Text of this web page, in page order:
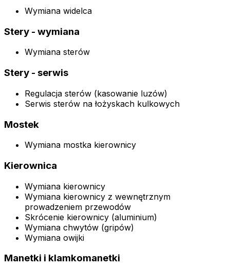
Wymiana widelca
Stery - wymiana
Wymiana sterów
Stery - serwis
Regulacja sterów (kasowanie luzów)
Serwis sterów na łożyskach kulkowych
Mostek
Wymiana mostka kierownicy
Kierownica
Wymiana kierownicy
Wymiana kierownicy z wewnętrznym
prowadzeniem przewodów
Skrócenie kierownicy (aluminium)
Wymiana chwytów (gripów)
Wymiana owijki
Manetki i klamkomanetki